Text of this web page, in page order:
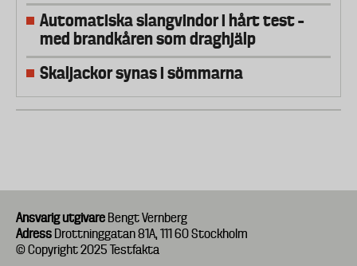
Automatiska slangvindor i hårt test –
med brandkåren som draghjälp
Skaljackor synas i sömmarna
Ansvarig utgivare Bengt Vernberg
Adress Drottninggatan 81A, 111 60 Stockholm
© Copyright 2025 Testfakta